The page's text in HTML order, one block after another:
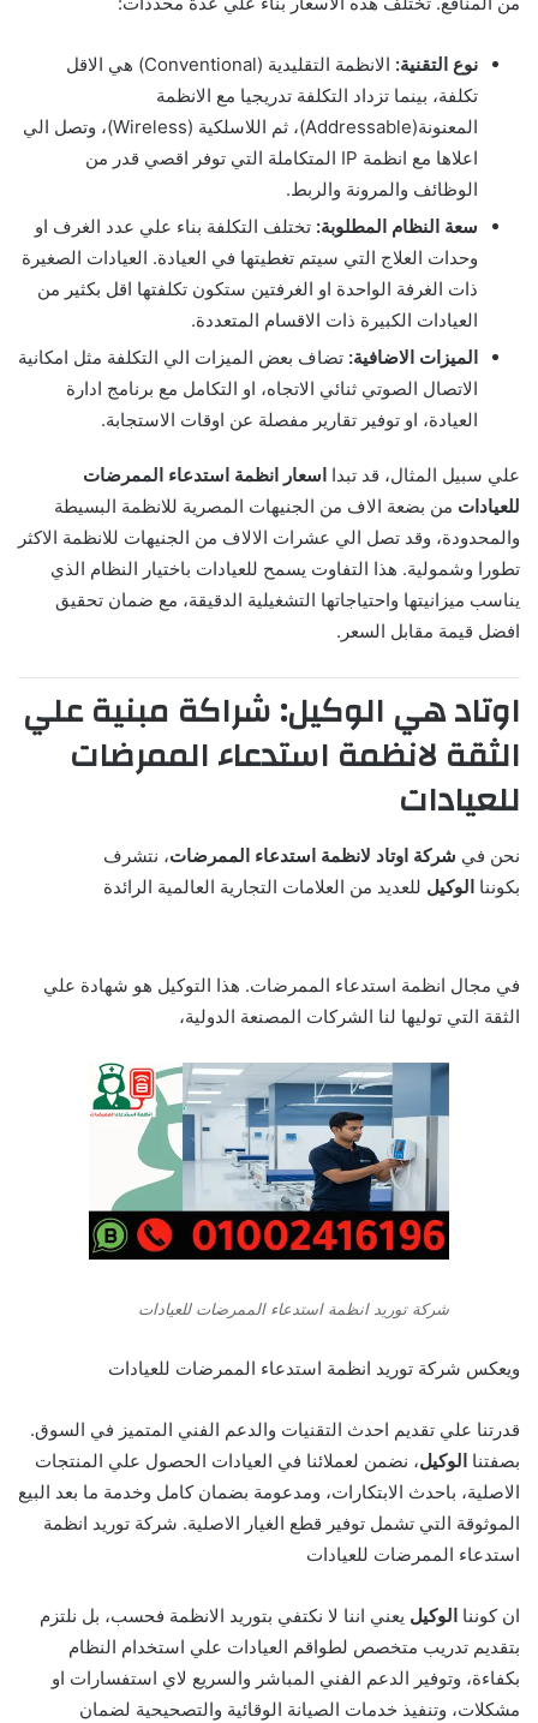
نوع التقنية:
الانظمة التقليدية (Conventional) هي الاقل
تكلفة، بينما تزداد التكلفة تدريجيا مع الانظمة
المعنونة(Addressable)، ثم اللاسلكية (Wireless)، وتصل الي
اعلاها مع انظمة IP المتكاملة التي توفر اقصي قدر من
الوظائف والمرونة والربط.
سعة النظام المطلوبة: تختلف التكلفة بناء علي عدد الغرف او
وحدات العلاج التي سيتم تغطيتها في العيادة. العيادات الصغيرة
ذات الغرفة الواحدة او الغرفتين ستكون تكلفتها اقل بكثير من
العيادات الكبيرة ذات الاقسام المتعددة.
الميزات الاضافية: تضاف بعض الميزات الي التكلفة مثل امكانية
الاتصال الصوتي ثنائي الاتجاه، او التكامل مع برنامج ادارة
العيادة، او توفير تقارير مفصلة عن اوقات الاستجابة.
علي سبيل المثال، قد تبدا اسعار انظمة استدعاء الممرضات
للعيادات من بضعة الاف من الجنيهات المصرية للانظمة البسيطة
والمحدودة، وقد تصل الي عشرات الالاف من الجنيهات للانظمة الاكثر
تطورا وشمولية. هذا التفاوت يسمح للعيادات باختيار النظام الذي
يناسب ميزانيتها واحتياجاتها التشغيلية الدقيقة، مع ضمان تحقيق
افضل قيمة مقابل السعر.
اوتاد هي الوكيل: شراكة مبنية علي
الثقة لانظمة استدعاء الممرضات
للعيادات
نحن في شركة اوتاد لانظمة استدعاء الممرضات، نتشرف
بكوننا الوكيل للعديد من العلامات التجارية العالمية الرائدة
في مجال انظمة استدعاء الممرضات. هذا التوكيل هو شهادة علي
الثقة التي توليها لنا الشركات المصنعة الدولية،
شركة توريد انظمة استدعاء الممرضات للعيادات
ويعكس شركة توريد انظمة استدعاء الممرضات للعيادات
قدرتنا علي تقديم احدث التقنيات والدعم الفني المتميز في السوق.
بصفتنا الوكيل، نضمن لعملائنا في العيادات الحصول علي المنتجات
الاصلية، باحدث الابتكارات، ومدعومة بضمان كامل وخدمة ما بعد البيع
الموثوقة التي تشمل توفير قطع الغيار الاصلية. شركة توريد انظمة
استدعاء الممرضات للعيادات
ان كوننا الوكيل يعني اننا لا نكتفي بتوريد الانظمة فحسب، بل نلتزم
بتقديم تدريب متخصص لطواقم العيادات علي استخدام النظام
بكفاءة، وتوفير الدعم الفني المباشر والسريع لاي استفسارات او
مشكلات، وتنفيذ خدمات الصيانة الوقائية والتصحيحية لضمان